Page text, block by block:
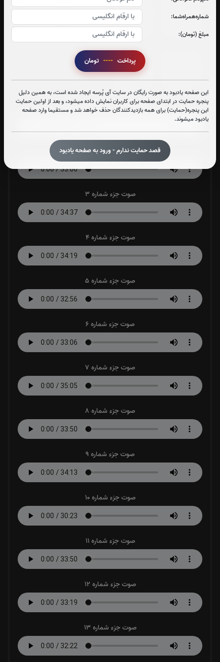
شماره‌همراه‌شما:
مبلغ (تومان):
پرداخت ----
این صفحه یادبود به صورت رایگان در سایت آی پُرسه ایجاد شده است، به همین دلیل
پنجره حمایت در ابتدای صفحه برای کاربران نمایش داده میشود، و بعد از اولین حمایت
این پنجره(حمایت) برای همه بازدیدکنندگان حذف خواهد شد و مستقیما وارد صفحه
یادبود میشوند.
قصد حمایت ندارم - ورود به صفحه یادبود
جزء 26
0بار
جزء 27
0بار
جزء 28
0بار
0بار
جزء 30
0بار
صوت جزء شماره 1
صوت جزء شماره 2
صوت جزء شماره 3
صوت جزء شماره 4
صوت جزء شماره 5
صوت جزء شماره 6
صوت جزء شماره 7
صوت جزء شماره 8
صوت جزء شماره 9
صوت جزء شماره 10
صوت جزء شماره 11
صوت جزء شماره 12
صوت جزء شماره 13